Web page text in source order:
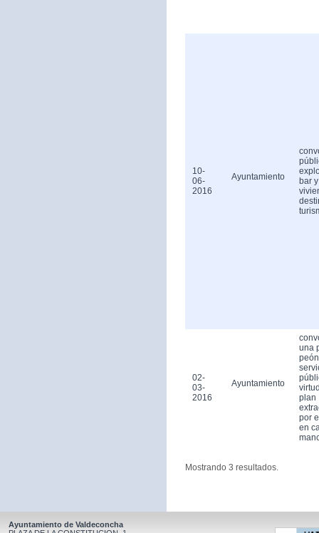
10-
06-
2016
Ayuntamiento
bar
02-
03-
2016
Ayuntamiento
una
peón
plan
por
en
Mostrando 3 resultados.
Ayuntamiento de Valdeconcha